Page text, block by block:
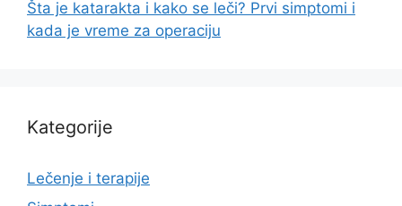
Šta je katarakta i kako se leči? Prvi simptomi i
kada je vreme za operaciju
Kategorije
Lečenje i terapije